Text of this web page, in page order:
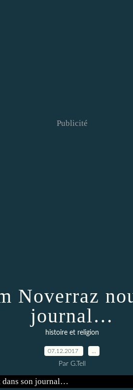
Publicité
Noverraz
journal…
histoire et religion
07.12.2017
Par G.Tell